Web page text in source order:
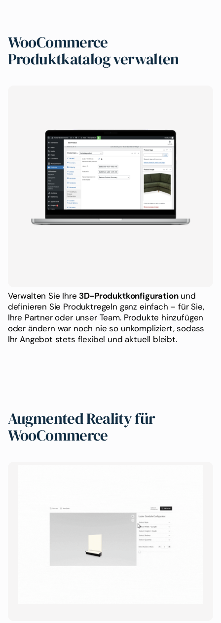
WooCommerce
Produktkatalog verwalten
Verwalten Sie Ihre3D-Produktkonfigurationund
definieren Sie Produktregeln ganz einfach – für Sie,
Ihre Partner oder unser Team. Produkte hinzufügen
oder ändern war noch nie so unkompliziert, sodass
Ihr Angebot stets flexibel und aktuell bleibt.
Augmented Reality für
WooCommerce